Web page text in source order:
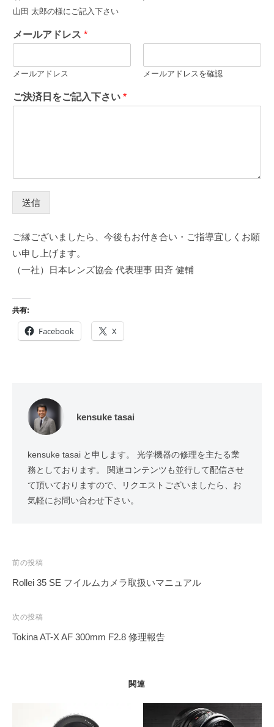
山田 太郎の様にご記入下さい
メールアドレス *
メールアドレス メールアドレスを確認
ご決済日をご記入下さい *
送信
ご縁ございましたら、今後もお付き合い・ご指導宜しくお願
い申し上げます。
（一社）日本レンズ協会 代表理事 田斉 健輔
共有:
Facebook X
kensuke tasai
kensuke tasai と申します。 光学機器の修理を主たる業
務としております。 関連コンテンツも並行して配信させ
て頂いておりますので、リクエストございましたら、お
気軽にお問い合わせ下さい。
投
稿
ビ
ゲ
前の投稿
Rollei 35 SE フイルムカメラ取扱いマニュアル
次の投稿
Tokina AT-X AF 300mm F2.8 修理報告
関連